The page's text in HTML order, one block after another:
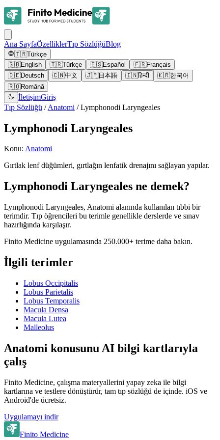
Ana SayfaÖzelliklerTıp SözlüğüBlog
🇹🇷Türkçe
🇬🇧English 🇹🇷Türkçe 🇪🇸Español 🇫🇷Français
🇩🇪Deutsch 🇨🇳中文 🇯🇵日本語 🇮🇳हिन्दी 🇰🇷한국어
🇷🇴Română
İletişimGiriş
Tıp Sözlüğü / Anatomi /Lymphonodi Laryngeales
Lymphonodi Laryngeales
Konu: Anatomi
Gırtlak lenf düğümleri, gırtlağın lenfatik drenajını sağlayan yapılar.
Lymphonodi Laryngeales ne demek?
Lymphonodi Laryngeales, Anatomi alanında kullanılan tıbbi bir
terimdir. Tıp öğrencileri bu terimle genellikle derslerde ve sınav
hazırlığında karşılaşır.
Finito Medicine uygulamasında 250.000+ terime daha bakın.
İlgili terimler
Lobus Occipitalis
Lobus Parietalis
Lobus Temporalis
Macula Densa
Macula Lutea
Malleolus
Anatomi konusunu AI bilgi kartlarıyla
çalış
Finito Medicine, çalışma materyallerini yapay zeka ile bilgi
kartlarına ve testlere dönüştürür, tam tıp sözlüğü de içinde. iOS ve
Android'de ücretsiz.
Uygulamayı indir
Finito Medicine